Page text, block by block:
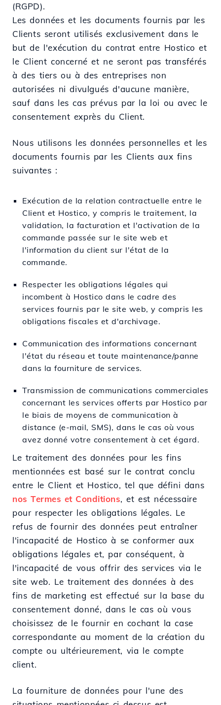
(RGPD).
Les données et les documents fournis par les
Clients seront utilisés exclusivement dans le
but de l'exécution du contrat entre Hostico et
le Client concerné et ne seront pas transférés
à des tiers ou à des entreprises non
autorisées ni divulgués d'aucune manière,
sauf dans les cas prévus par la loi ou avec le
consentement exprès du Client.
Nous utilisons les données personnelles et les
documents fournis par les Clients aux fins
suivantes :
Exécution de la relation contractuelle entre le
Client et Hostico, y compris le traitement, la
validation, la facturation et l'activation de la
commande passée sur le site web et
l'information du client sur l'état de la
commande.
Respecter les obligations légales qui
incombent à Hostico dans le cadre des
services fournis par le site web, y compris les
obligations fiscales et d'archivage.
Communication des informations concernant
l'état du réseau et toute maintenance/panne
dans la fourniture de services.
Transmission de communications commerciales
concernant les services offerts par Hostico par
le biais de moyens de communication à
distance (e-mail, SMS), dans le cas où vous
avez donné votre consentement à cet égard.
Le traitement des données pour les fins
mentionnées est basé sur le contrat conclu
entre le Client et Hostico, tel que défini dans
nos Termes et Conditions, et est nécessaire
pour respecter les obligations légales. Le
refus de fournir des données peut entraîner
l'incapacité de Hostico à se conformer aux
obligations légales et, par conséquent, à
l'incapacité de vous offrir des services via le
site web. Le traitement des données à des
fins de marketing est effectué sur la base du
consentement donné, dans le cas où vous
choisissez de le fournir en cochant la case
correspondante au moment de la création du
compte ou ultérieurement, via le compte
client.
La fourniture de données pour l'une des